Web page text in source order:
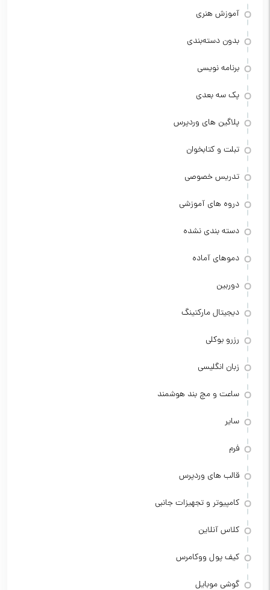
آموزش هنری
بدون دسته‌بندی
برنامه نویسی
پک سه بعدی
پلاگین های وردپرس
تبلت و کتابخوان
تدریس خصوصی
دروه های آموزشی
دسته بندی نشده
دموهای آماده
دوربین
دیجیتال مارکتینگ
رزرو بوکلی
زبان انگلیسی
ساعت و مچ بند هوشمند
سایر
فرم
قالب های وردپرس
کامپیوتر و تجهیزات جانبی
کلاس آنلاین
کیف پول ووکامرس
گوشی موبایل